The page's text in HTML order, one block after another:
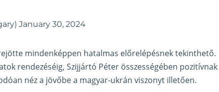
January 30, 2024
mindenképpen hatalmas előrelépésnek tekinthető.
rendezéséig, Szijjártó Péter összességében pozitívnak
néz a jövőbe a magyar-ukrán viszonyt illetően.